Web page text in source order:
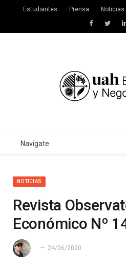
Estudiantes Prensa Noticias
Facebook
Navigate
NOTICIAS
Revista
Económico Nº
24/06/2020